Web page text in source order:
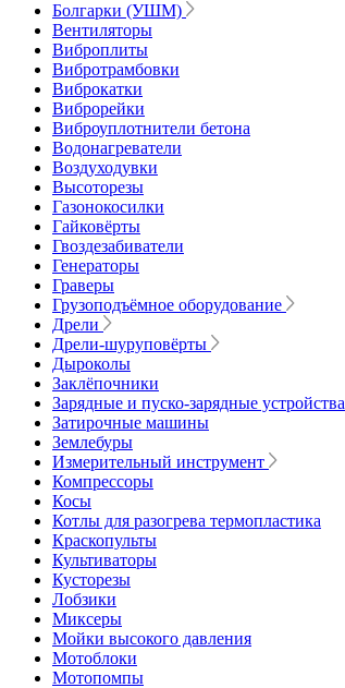
Болгарки (УШМ)
Вентиляторы
Виброплиты
Вибротрамбовки
Виброкатки
Виброрейки
Виброуплотнители бетона
Водонагреватели
Воздуходувки
Высоторезы
Газонокосилки
Гайковёрты
Гвоздезабиватели
Генераторы
Граверы
Грузоподъёмное оборудование
Дрели
Дрели-шуруповёрты
Дыроколы
Заклёпочники
Зарядные и пуско-зарядные устройства
Затирочные машины
Землебуры
Измерительный инструмент
Компрессоры
Косы
Котлы для разогрева термопластика
Краскопульты
Культиваторы
Кусторезы
Лобзики
Миксеры
Мойки высокого давления
Мотоблоки
Мотопомпы